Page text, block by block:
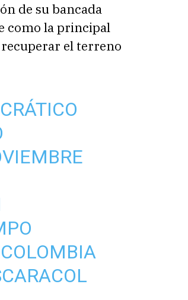
de su bancada
como la principal
el terreno